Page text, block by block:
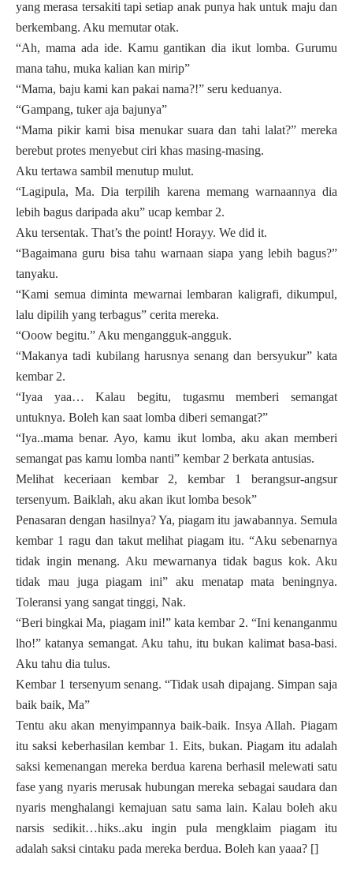
yang merasa tersakiti tapi setiap anak punya hak untuk maju dan
berkembang. Aku memutar otak.
“Ah, mama ada ide. Kamu gantikan dia ikut lomba. Gurumu
mana tahu, muka kalian kan mirip”
“Mama, baju kami kan pakai nama?!” seru keduanya.
“Gampang, tuker aja bajunya”
“Mama pikir kami bisa menukar suara dan tahi lalat?” mereka
berebut protes menyebut ciri khas masing-masing.
Aku tertawa sambil menutup mulut.
“Lagipula, Ma. Dia terpilih karena memang warnaannya dia
lebih bagus daripada aku” ucap kembar 2.
Aku tersentak. That’s the point! Horayy. We did it.
“Bagaimana guru bisa tahu warnaan siapa yang lebih bagus?”
tanyaku.
“Kami semua diminta mewarnai lembaran kaligrafi, dikumpul,
lalu dipilih yang terbagus” cerita mereka.
“Ooow begitu.” Aku mengangguk-angguk.
“Makanya tadi kubilang harusnya senang dan bersyukur” kata
kembar 2.
“Iyaa yaa… Kalau begitu, tugasmu memberi semangat
untuknya. Boleh kan saat lomba diberi semangat?”
“Iya..mama benar. Ayo, kamu ikut lomba, aku akan memberi
semangat pas kamu lomba nanti” kembar 2 berkata antusias.
Melihat keceriaan kembar 2, kembar 1 berangsur-angsur
tersenyum. Baiklah, aku akan ikut lomba besok”
Penasaran dengan hasilnya? Ya, piagam itu jawabannya. Semula
kembar 1 ragu dan takut melihat piagam itu. “Aku sebenarnya
tidak ingin menang. Aku mewarnanya tidak bagus kok. Aku
tidak mau juga piagam ini” aku menatap mata beningnya.
Toleransi yang sangat tinggi, Nak.
“Beri bingkai Ma, piagam ini!” kata kembar 2. “Ini kenanganmu
lho!” katanya semangat. Aku tahu, itu bukan kalimat basa-basi.
Aku tahu dia tulus.
Kembar 1 tersenyum senang. “Tidak usah dipajang. Simpan saja
baik baik, Ma”
Tentu aku akan menyimpannya baik-baik. Insya Allah. Piagam
itu saksi keberhasilan kembar 1. Eits, bukan. Piagam itu adalah
saksi kemenangan mereka berdua karena berhasil melewati satu
fase yang nyaris merusak hubungan mereka sebagai saudara dan
nyaris menghalangi kemajuan satu sama lain. Kalau boleh aku
narsis sedikit…hiks..aku ingin pula mengklaim piagam itu
adalah saksi cintaku pada mereka berdua. Boleh kan yaaa? []